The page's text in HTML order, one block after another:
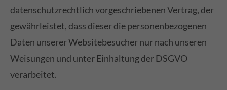
datenschutzrechtlich vorgeschriebenen Vertrag, der
gewährleistet, dass dieser die personenbezogenen
Daten unserer Websitebesucher nur nach unseren
Weisungen und unter Einhaltung der DSGVO
verarbeitet.